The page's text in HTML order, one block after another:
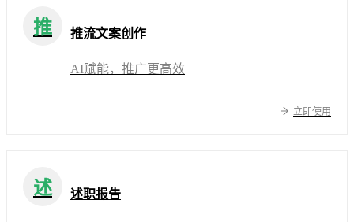
推 推流文案创作
AI赋能，推广更高效
立即使用
述 述职报告